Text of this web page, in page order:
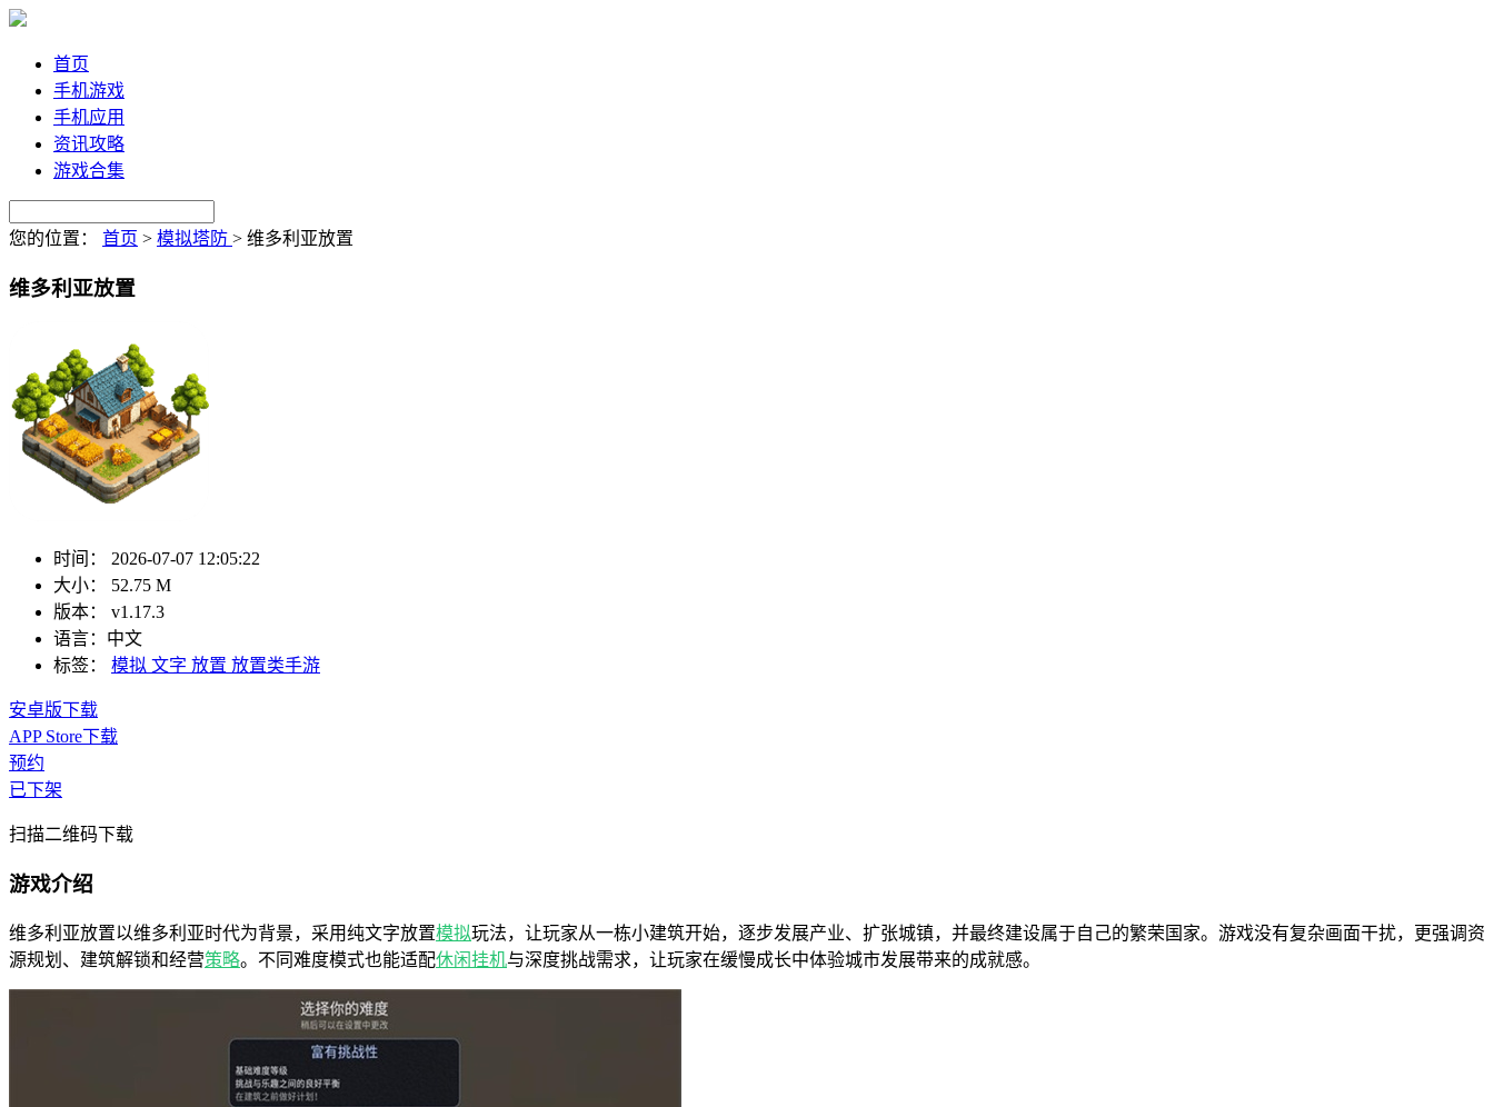
首页
手机游戏
手机应用
资讯攻略
游戏合集
您的位置： 首页 > 模拟塔防 > 维多利亚放置
维多利亚放置
时间：
2026-07-07 12:05:22
大小：
52.75 M
版本：
v1.17.3
语言： 中文
标签：
模拟 文字 放置 放置类手游
安卓版下载
APP Store下载
预约
已下架
扫描二维码下载
游戏介绍
维多利亚放置以维多利亚时代为背景，采用纯文字放置模拟玩法，让玩家从一栋小建筑开始，逐步发展产业、扩张城镇，并最终建设属于自己的繁荣国家。游戏没有复杂画面干扰，更强调资
源规划、建筑解锁和经营策略。不同难度模式也能适配休闲挂机与深度挑战需求，让玩家在缓慢成长中体验城市发展带来的成就感。